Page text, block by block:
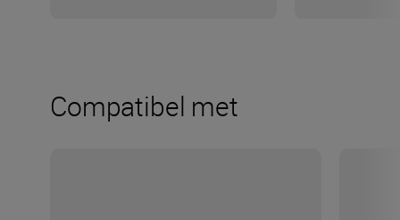
Compatibel met